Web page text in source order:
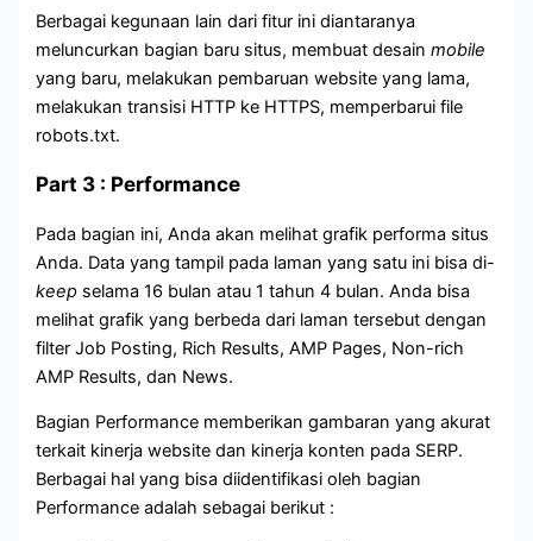
Berbagai kegunaan lain dari fitur ini diantaranya
meluncurkan bagian baru situs, membuat desainmobile
yang baru, melakukan pembaruan website yang lama,
melakukan transisi HTTP ke HTTPS, memperbarui file
robots.txt.
Part 3 : Performance
Pada bagian ini, Anda akan melihat grafik performa situs
Anda. Data yang tampil pada laman yang satu ini bisa di-
keep selama 16 bulan atau 1 tahun 4 bulan. Anda bisa
melihat grafik yang berbeda dari laman tersebut dengan
filter Job Posting, Rich Results, AMP Pages, Non-rich
AMP Results, dan News.
Bagian Performance memberikan gambaran yang akurat
terkait kinerja website dan kinerja konten pada SERP.
Berbagai hal yang bisa diidentifikasi oleh bagian
Performance adalah sebagai berikut :